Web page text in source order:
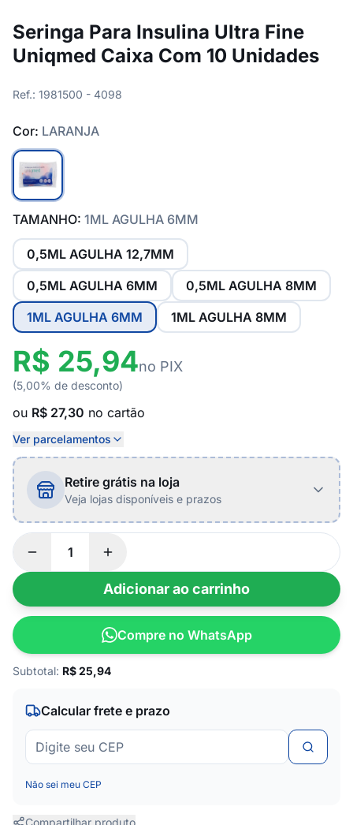
Seringa Para Insulina Ultra Fine
Uniqmed Caixa Com 10 Unidades
Ref.: 1981500 - 4098
Cor: LARANJA
TAMANHO: 1ML AGULHA 6MM
0,5ML AGULHA 12,7MM
0,5ML AGULHA 6MM
0,5ML AGULHA 8MM
1ML AGULHA 6MM
1ML AGULHA 8MM
R$ 25,94no PIX
(5,00% de desconto)
ou R$ 27,30 no cartão
Ver parcelamentos
Retire grátis na loja
Veja lojas disponíveis e prazos
Adicionar ao carrinho
Compre no WhatsApp
Subtotal: R$25,94
Calcular frete e prazo
Não sei meu CEP
Compartilhar produto